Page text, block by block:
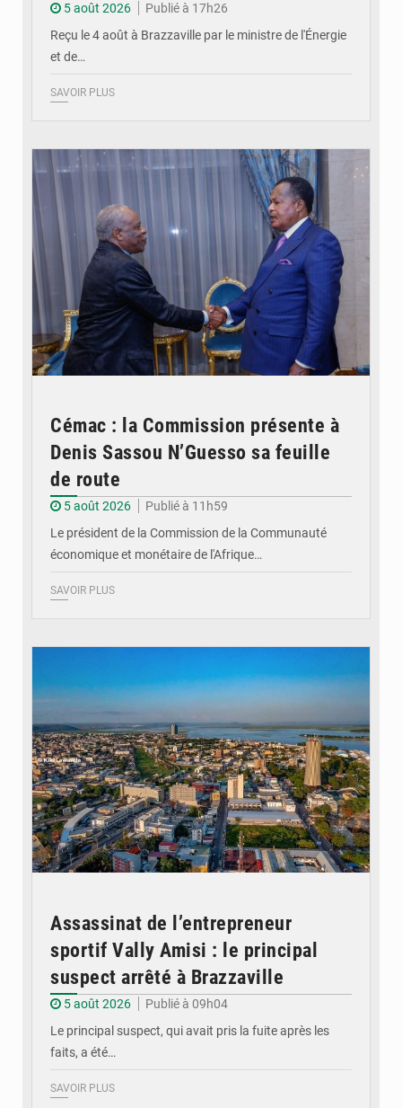
5 août 2026
Publié à 17h26
Reçu le 4 août à Brazzaville par le ministre de l'Énergie
et de…
SAVOIR PLUS
Cémac : la Commission présente à
Denis Sassou N’Guesso sa feuille
de route
5 août 2026
Publié à 11h59
Le président de la Commission de la Communauté
économique et monétaire de l'Afrique…
SAVOIR PLUS
Assassinat de l’entrepreneur
sportif Vally Amisi : le principal
suspect arrêté à Brazzaville
5 août 2026
Publié à 09h04
Le principal suspect, qui avait pris la fuite après les
faits, a été…
SAVOIR PLUS